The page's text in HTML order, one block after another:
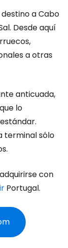
a Cabo
Desde aquí
a otras
anticuada,
lo
terminal sólo
con
Portugal.